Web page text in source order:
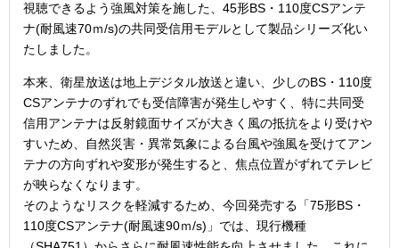
視聴できるよう強風対策を施した、45形BS・110度CSアンテ
ナ(耐風速70ｍ/s)の共同受信用モデルとして製品シリーズ化い
たしました。
本来、衛星放送は地上デジタル放送と違い、少しのBS・110度
CSアンテナのずれでも受信障害が発生しやすく、特に共同受
信用アンテナは反射鏡面サイズが大きく風の抵抗をより受けや
すいため、自然災害・異常気象による台風や強風を受けてアン
テナの方向ずれや変形が発生すると、焦点位置がずれてテレビ
が映らなくなります。
そのようなリスクを軽減するため、今回発売する「75形BS・
110度CSアンテナ(耐風速90ｍ/s)」では、現行機種